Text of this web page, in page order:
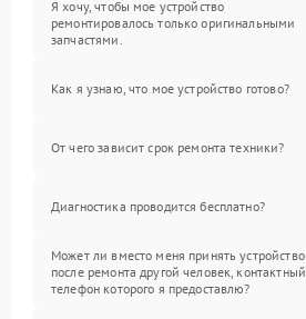
Я хочу, чтобы мое устройство
ремонтировалось только оригинальными
запчастями.
Как я узнаю, что мое устройство готово?
От чего зависит срок ремонта техники?
Диагностика проводится бесплатно?
Может ли вместо меня принять устройство
после ремонта другой человек, контактный
телефон которого я предоставлю?